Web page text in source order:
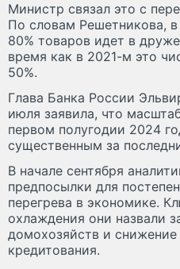
Министр связал это с
По словам Решетникова,
80% товаров идет в
время как в 2021-м это
50%.
Глава Банка России
июля заявила, что
первом полугодии 2024
существенным за
В начале сентября
предпосылки для
перегрева в экономике.
охлаждения они назвали
домохозяйств и
кредитования.